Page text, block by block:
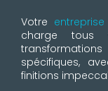
Votre
charge tous
spécifiques,
finitions